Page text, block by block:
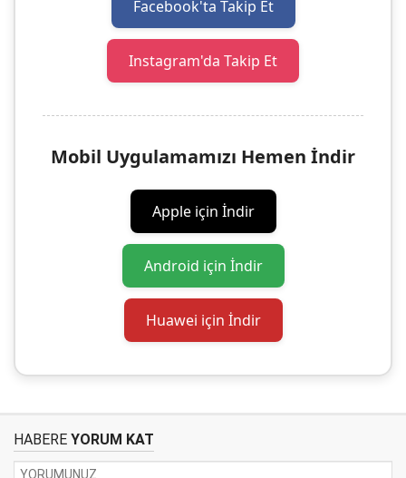
Facebook'ta Takip Et
Instagram'da Takip Et
Mobil Uygulamamızı Hemen İndir
Apple için İndir
Android için İndir
Huawei için İndir
HABERE YORUM KAT